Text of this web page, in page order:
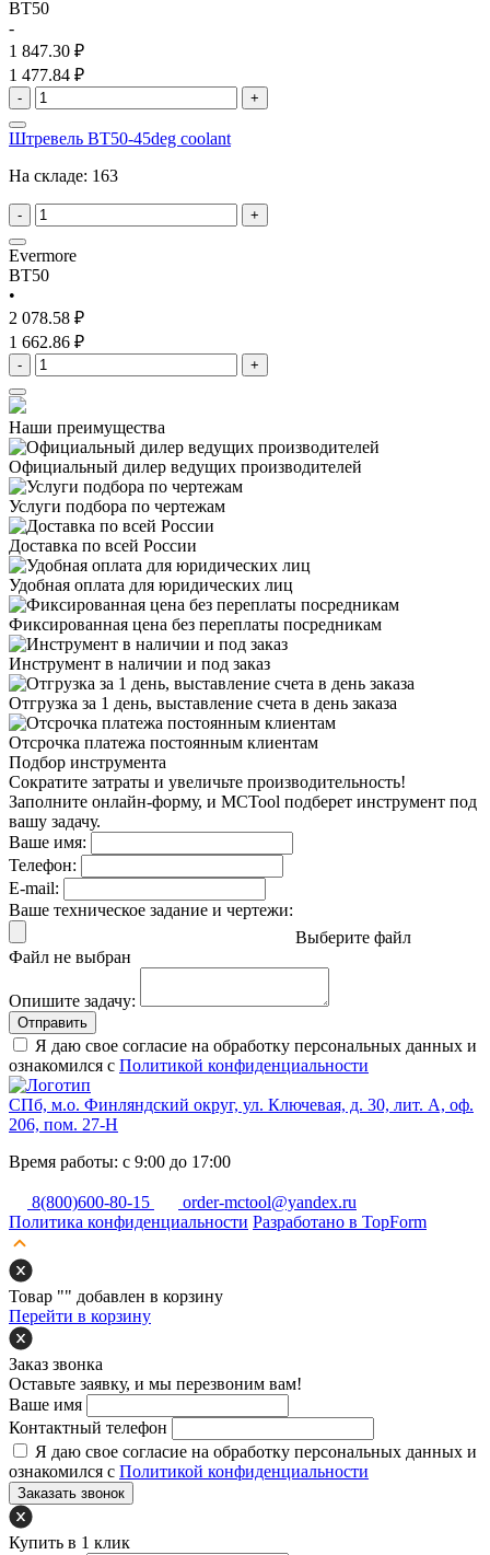
BT50
-
1 847.30 ₽
1 477.84 ₽
- +
Штревель BT50-45deg coolant
На складе: 163
- +
Evermore
BT50
•
2 078.58 ₽
1 662.86 ₽
- +
Наши преимущества
Официальный дилер ведущих производителей
Услуги подбора по чертежам
Доставка по всей России
Удобная оплата для юридических лиц
Фиксированная цена без переплаты посредникам
Инструмент в наличии и под заказ
Отгрузка за 1 день, выставление счета в день заказа
Отсрочка платежа постоянным клиентам
Подбор инструмента
Сократите затраты и увеличьте производительность!
Заполните онлайн-форму, и MCTool подберет инструмент под
вашу задачу.
Ваше имя:
Телефон:
E-mail:
Ваше техническое задание и чертежи:
Выберите файл
Файл не выбран
Опишите задачу:
Отправить
Я даю свое согласие на обработку персональных данных и
ознакомился с Политикой конфиденциальности
СПб, м.о. Финляндский округ, ул. Ключевая, д. 30, лит. А, оф.
206, пом. 27-Н
Время работы: с 9:00 до 17:00
8(800)600-80-15
order-mctool@yandex.ru
Политика конфиденциальности Разработано в TopForm
Товар "" добавлен в корзину
Перейти в корзину
Заказ звонка
Оставьте заявку, и мы перезвоним вам!
Ваше имя
Контактный телефон
Я даю свое согласие на обработку персональных данных и
ознакомился с Политикой конфиденциальности
Заказать звонок
Купить в 1 клик